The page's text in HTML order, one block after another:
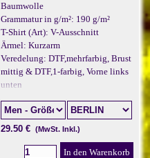
Baumwolle
Grammatur in g/m²: 190 g/m²
T-Shirt (Art): V-Ausschnitt
Ärmel: Kurzarm
Veredelung: DTF,mehrfarbig, Brust
mittig & DTF,1-farbig, Vorne links
unten
29.50 € (MwSt. Inkl.)
In den Warenkorb